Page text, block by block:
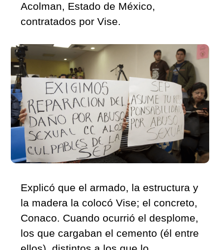
Acolman, Estado de México,
contratados por Vise.
Explicó que el armado, la estructura y
la madera la colocó Vise; el concreto,
Conaco. Cuando ocurrió el desplome,
los que cargaban el cemento (él entre